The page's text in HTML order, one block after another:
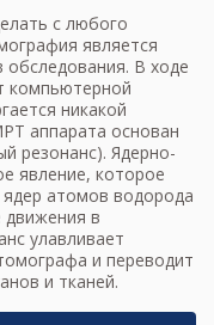
с любого
является
В ходе
компьютерной
никакой
аппарата основан
резонанс). Ядерно-
явление, которое
атомов водорода
движения в
улавливает
и переводит
и тканей.